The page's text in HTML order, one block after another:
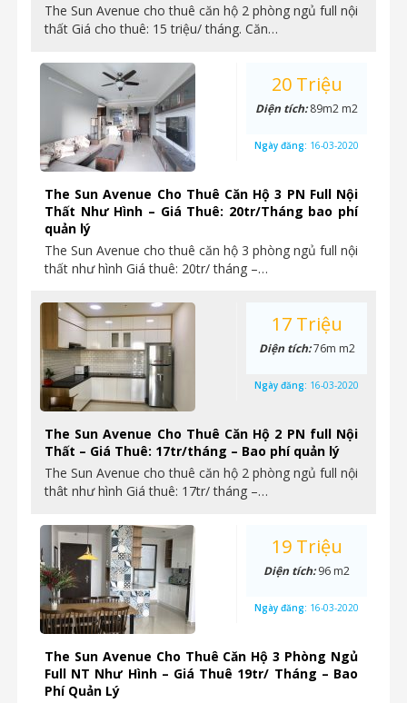
The Sun Avenue cho thuê căn hộ 2 phòng ngủ full nội
thất Giá cho thuê: 15 triệu/ tháng. Căn…
The Sun Avenue Cho Thuê Căn Hộ 3 PN Full Nội
Thất Như Hình – Giá Thuê: 20tr/Tháng bao phí
quản lý
The Sun Avenue cho thuê căn hộ 3 phòng ngủ full nội
thất như hình Giá thuê: 20tr/ tháng –…
20 Triệu
Diện tích:89m2 m2
Ngày đăng: 16-03-2020
The Sun Avenue Cho Thuê Căn Hộ 2 PN full Nội
Thất – Giá Thuê: 17tr/tháng – Bao phí quản lý
The Sun Avenue cho thuê căn hộ 2 phòng ngủ full nội
thât như hình Giá thuê: 17tr/ tháng –…
17 Triệu
Diện tích:76m m2
Ngày đăng: 16-03-2020
The Sun Avenue Cho Thuê Căn Hộ 3 Phòng Ngủ
Full NT Như Hình – Giá Thuê 19tr/ Tháng – Bao
Phí Quản Lý
19 Triệu
Diện tích:96 m2
Ngày đăng: 16-03-2020